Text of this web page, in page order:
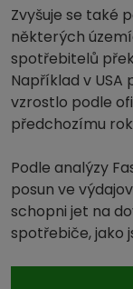
Zvyšuje se také
některých
spotřebitelů
Například v
vzrostlo podle
předchozímu
Podle analýzy
posun ve
schopni jet na
spotřebiče, jako